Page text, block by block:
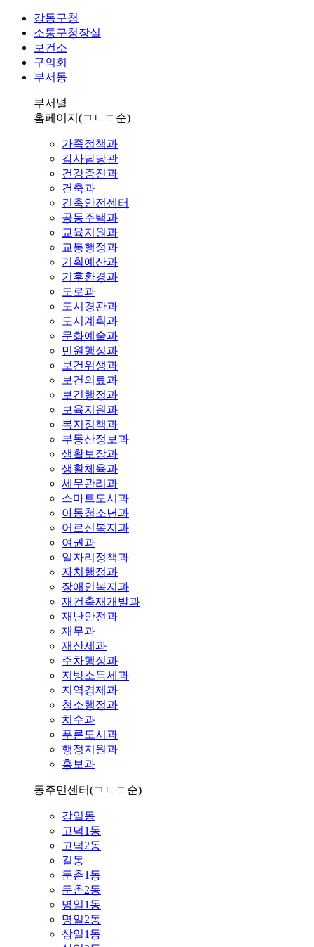
강동구청
소통구청장실
보건소
구의회
부서동
부서별
홈페이지 (ㄱㄴㄷ순)
가족정책과
감사담당관
건강증진과
건축과
건축안전센터
공동주택과
교육지원과
교통행정과
기획예산과
기후환경과
도로과
도시경관과
도시계획과
문화예술과
민원행정과
보건위생과
보건의료과
보건행정과
보육지원과
복지정책과
부동산정보과
생활보장과
생활체육과
세무관리과
스마트도시과
아동청소년과
어르신복지과
여권과
일자리정책과
자치행정과
장애인복지과
재건축재개발과
재난안전과
재무과
재산세과
주차행정과
지방소득세과
지역경제과
청소행정과
치수과
푸른도시과
행정지원과
홍보과
동주민센터(ㄱㄴㄷ순)
강일동
고덕1동
고덕2동
길동
둔촌1동
둔촌2동
명일1동
명일2동
상일1동